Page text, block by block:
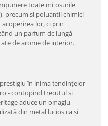
toate mirosurile
precum si poluantii chimici
lor, ci prin
un parfum de lungă
de arome de interior.
în inima tendințelor
- contopind trecutul si
aduce un omagiu
din metal lucios ca și